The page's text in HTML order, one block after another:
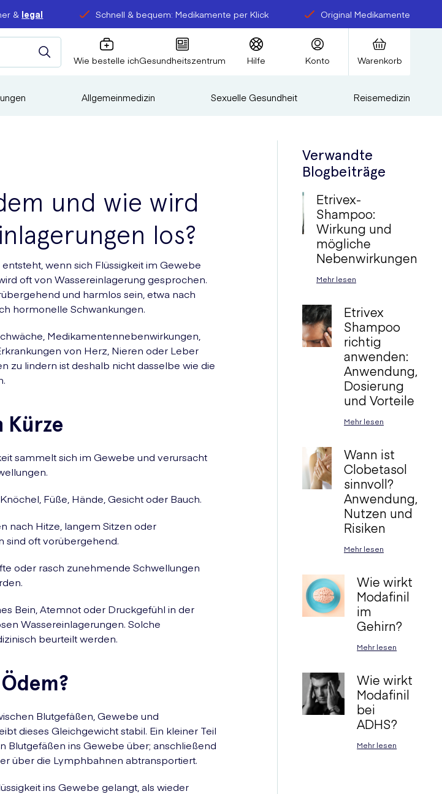
& legal Schnell & bequem: Medikamente per Klick Original Medikamente
Wie bestelle ichGesundheitszentrum Hilfe Konto Warenkorb
Allgemeinmedizin Sexuelle Gesundheit Reisemedizin
und wie wird
los?
wenn sich Flüssigkeit im Gewebe
oft von Wassereinlagerung gesprochen.
und harmlos sein, etwa nach
hormonelle Schwankungen.
Medikamentennebenwirkungen,
von Herz, Nieren oder Leber
zu lindern ist deshalb nicht dasselbe wie die
Kürze
sammelt sich im Gewebe und verursacht
Füße, Hände, Gesicht oder Bauch.
nach Hitze, langem Sitzen oder
sind oft vorübergehend.
oder rasch zunehmende Schwellungen
Bein, Atemnot oder Druckgefühl in der
Wassereinlagerungen. Solche
beurteilt werden.
Blutgefäßen, Gewebe und
dieses Gleichgewicht stabil. Ein kleiner Teil
Blutgefäßen ins Gewebe über; anschließend
über die Lymphbahnen abtransportiert.
ins Gewebe gelangt, als wieder
Verwandte
Blogbeiträge
Etrivex-
Shampoo:
Wirkung und
mögliche
Nebenwirkungen
Mehr lesen
Etrivex
Shampoo
richtig
anwenden:
Anwendung,
Dosierung
und Vorteile
Mehr lesen
Wann ist
Clobetasol
sinnvoll?
Anwendung,
Nutzen und
Risiken
Mehr lesen
Wie wirkt
Modafinil
im
Gehirn?
Mehr lesen
Wie wirkt
Modafinil
bei
ADHS?
Mehr lesen